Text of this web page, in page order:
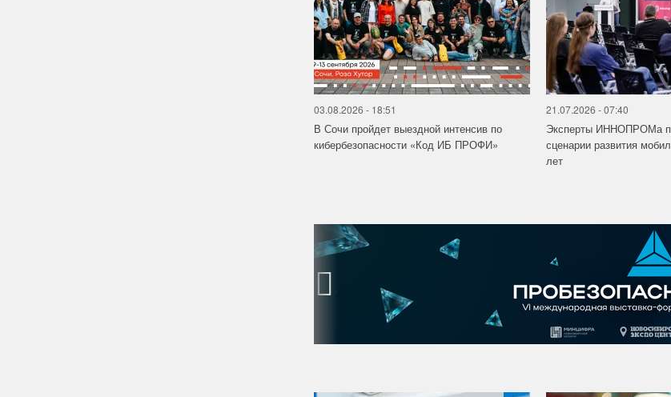
03.08.2026 - 18:51
В Сочи пройдет выездной интенсив по
кибербезопасности «Код ИБ ПРОФИ»
21.07.2026 - 07:40
Эксперты ИННОПРОМа
сценарии развития
лет
‹